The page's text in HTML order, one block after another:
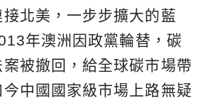
接北美，一步步擴大的藍
年澳洲因政黨輪替，碳
被撤回，給全球碳市場帶
中國國家級市場上路無疑